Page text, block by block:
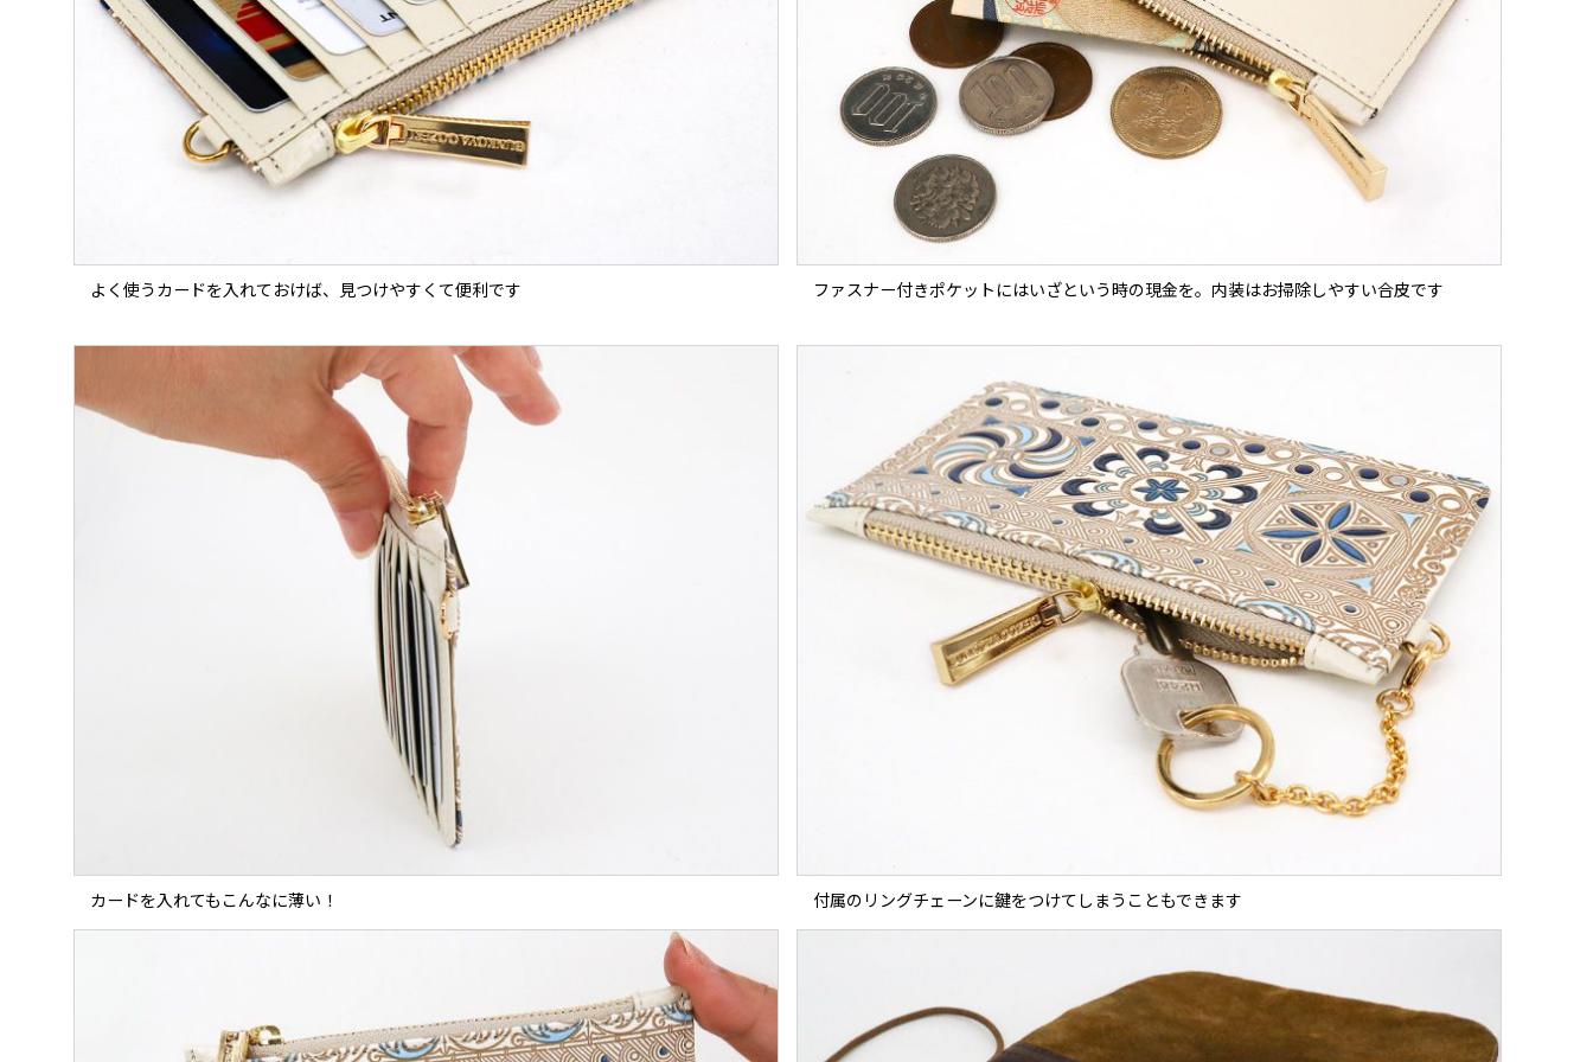
よく使うカードを入れておけば、見つけやすくて便利です ファスナー付きポケットにはいざという時の現金を。内装はお掃除しやすい合皮です
カードを入れてもこんなに薄い！ 付属のリングチェーンに鍵をつけてしまうこともできます